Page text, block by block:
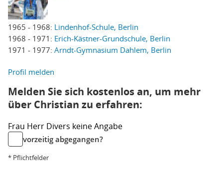
1965 - 1968: Lindenhof-Schule, Berlin
1968 - 1971: Erich-Kästner-Grundschule, Berlin
1971 - 1977: Arndt-Gymnasium Dahlem, Berlin
Profil melden
Melden Sie sich kostenlos an, um mehr
über Christian zu erfahren:
Frau Herr Divers keine Angabe
vorzeitig abgegangen?
* Pflichtfelder